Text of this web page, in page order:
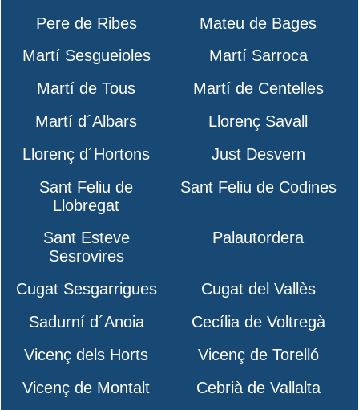
Pere de Ribes
Mateu de Bages
Martí Sesgueioles
Martí Sarroca
Martí de Tous
Martí de Centelles
Martí d´Albars
Llorenç Savall
Llorenç d´Hortons
Just Desvern
Sant Feliu de
Llobregat
Sant Feliu de Codines
Sant Esteve
Sesrovires
Palautordera
Cugat Sesgarrigues
Cugat del Vallès
Sadurní d´Anoia
Cecília de Voltregà
Vicenç dels Horts
Vicenç de Torelló
Vicenç de Montalt
Cebrià de Vallalta